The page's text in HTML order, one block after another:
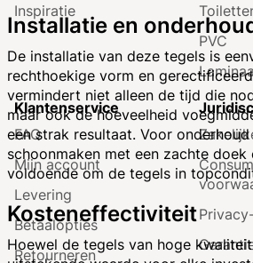
Installatie en
De installatie van deze tegels is
rechthoekige vorm en
vermindert niet alleen de tijd die
maar ook de hoeveelheid
een strak resultaat. Voor
schoonmaken met een zachte doek
voldoende om de tegels in
Kosteneffectiviteit
Hoewel de tegels van hoge
Inspiratie
PVC
Klantenservice
FAQ
Mijn account
Levering
Betaalopties
Retourneren